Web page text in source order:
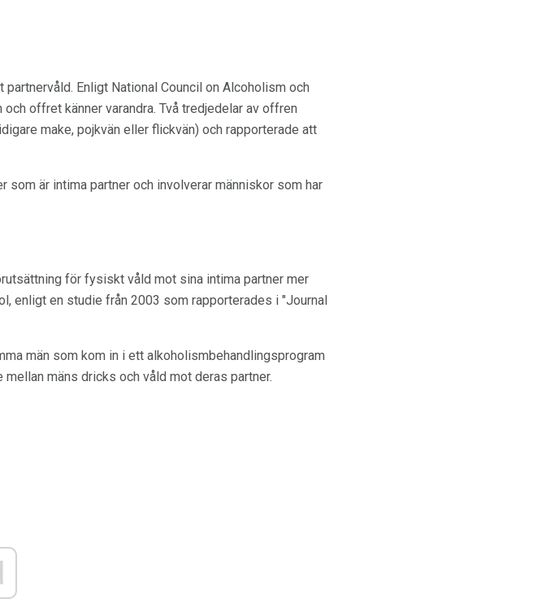
Enligt National Council on Alcoholism och
offret känner varandra. Två tredjedelar av offren
make, pojkvän eller flickvän) och rapporterade att
är intima partner och involverar människor som har
för fysiskt våld mot sina intima partner mer
enligt en studie från 2003 som rapporterades i "Journal
män som kom in i ett alkoholismbehandlingsprogram
mäns dricks och våld mot deras partner.